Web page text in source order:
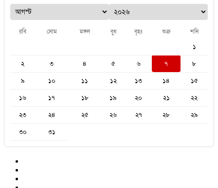
রবি সোম মঙ্গল বুধ বৃহঃ শুক্র শনি
১
২
৩ ৪ ৫ ৬ ৭
৮
৯
১০ ১১ ১২ ১৩ ১৪
১৫
১৬
১৭ ১৮ ১৯ ২০ ২১
২২
২৩
২৪ ২৫ ২৬ ২৭ ২৮
২৯
৩০
৩১